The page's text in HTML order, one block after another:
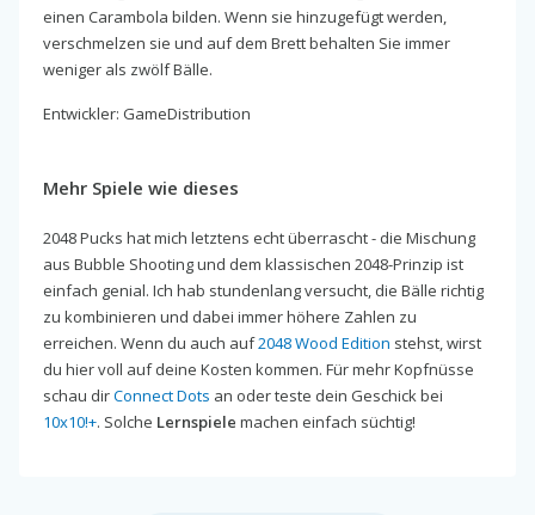
einen Carambola bilden. Wenn sie hinzugefügt werden,
verschmelzen sie und auf dem Brett behalten Sie immer
weniger als zwölf Bälle.
Entwickler: GameDistribution
Mehr Spiele wie dieses
2048 Pucks hat mich letztens echt überrascht - die Mischung
aus Bubble Shooting und dem klassischen 2048-Prinzip ist
einfach genial. Ich hab stundenlang versucht, die Bälle richtig
zu kombinieren und dabei immer höhere Zahlen zu
erreichen. Wenn du auch auf2048 Wood Edition stehst, wirst
du hier voll auf deine Kosten kommen. Für mehr Kopfnüsse
schau dirConnect Dots an oder teste dein Geschick bei
10x10!+. Solche Lernspiele machen einfach süchtig!